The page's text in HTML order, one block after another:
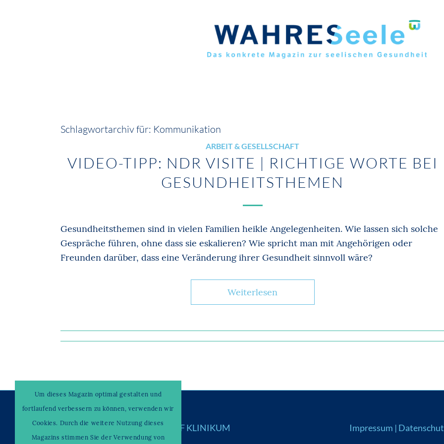
Schlagwortarchiv für: Kommunikation
ARBEIT & GESELLSCHAFT
VIDEO-TIPP: NDR VISITE | RICHTIGE WORTE BEI
GESUNDHEITSTHEMEN
Gesundheitsthemen sind in vielen Familien heikle Angelegenheiten. Wie lassen sich solche
Gespräche führen, ohne dass sie eskalieren? Wie spricht man mit Angehörigen oder
Freunden darüber, dass eine Veränderung ihrer Gesundheit sinnvoll wäre?
Weiterlesen
© Copyright – WAHRENDORFF KLINIKUM Impressum |
Um dieses Magazin optimal gestalten und
fortlaufend verbessern zu können, verwenden wir
Cookies. Durch die weitere Nutzung dieses
Magazins stimmen Sie der Verwendung von